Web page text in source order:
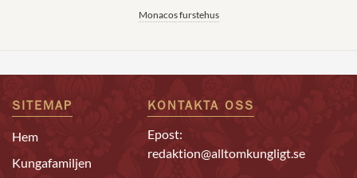
Monacos furstehus
SITEMAP
Hem
Kungafamiljen
KONTAKTA OSS
Epost:
redaktion@alltomkungligt.se